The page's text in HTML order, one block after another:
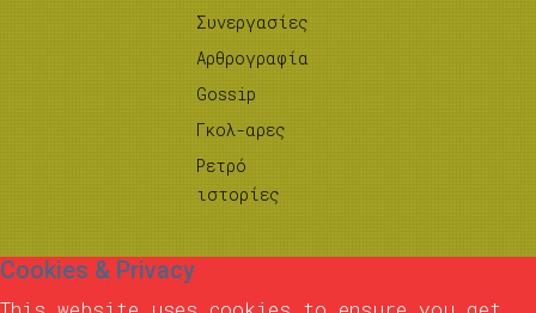
Συνεργασίες
Αρθρογραφία
Gossip
Γκολ-αρες
Ρετρό
ιστορίες
Cookies & Privacy